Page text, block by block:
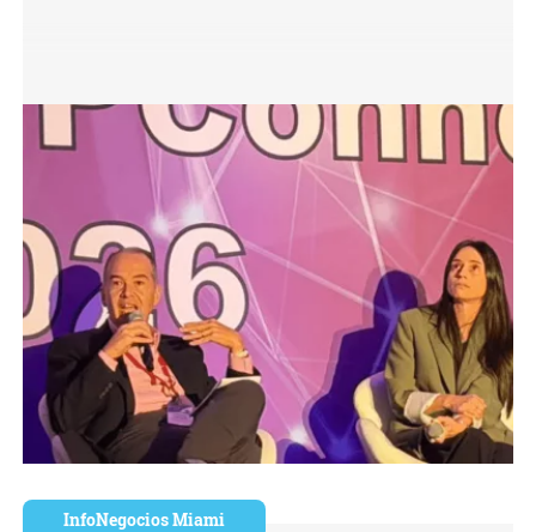
InfoNegocios Miami